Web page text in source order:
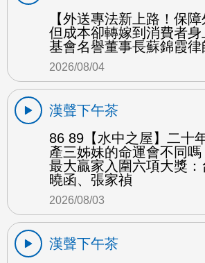
【外送專法新上路！保障
但成本卻轉嫁到消費者
基會名譽董事長蘇錦霞律
2026/08/04
漢聲下午茶
86 89【水中之屋】二十
產三姊妹的命運會不同
最大贏家入圍六項大獎
曉函、張家禎
2026/08/03
漢聲下午茶